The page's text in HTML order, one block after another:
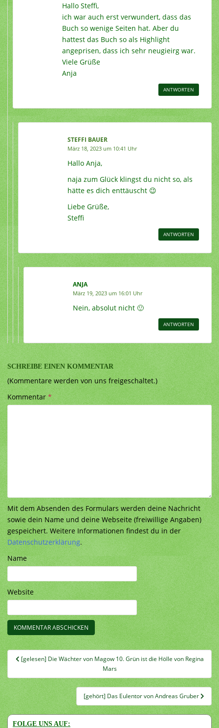
Hallo Steffi,
ich war auch erst verwundert, dass das
Buch so wenige Seiten hat. Aber du
hattest das Buch so als Highlight
angeprisen, dass ich sehr neugieirg war.
Viele Grüße
Anja
ANTWORTEN
STEFFI BAUER
März 18, 2023 um 10:41 Uhr
Hallo Anja,
naja zum Glück klingst du nicht so, als
hätte es dich enttäuscht 😉
Liebe Grüße,
Steffi
ANTWORTEN
ANJA
März 19, 2023 um 16:01 Uhr
Nein, absolut nicht 🙂
ANTWORTEN
SCHREIBE EINEN KOMMENTAR
(Kommentare werden von uns freigeschaltet.)
Kommentar*
Mit dem Absenden des Formulars werden deine Nachricht
sowie dein Name und deine Webseite (freiwillige Angaben)
gespeichert. Weitere Informationen findest du in der
Datenschutzerklärung.
Name
Website
Beitragsnavigation
[gelesen] Die Wächter von Magow 10. Grün ist die Hölle von Regina
Mars
[gehört] Das Eulentor von Andreas Gruber
FOLGE UNS AUF: